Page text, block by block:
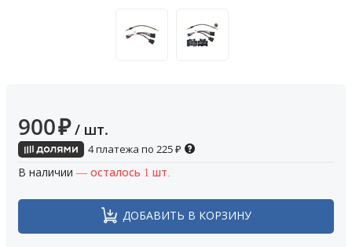
900₽ / шт.
4 платежа по 225₽
В наличии — осталось 1 шт.
ДОБАВИТЬ В КОРЗИНУ